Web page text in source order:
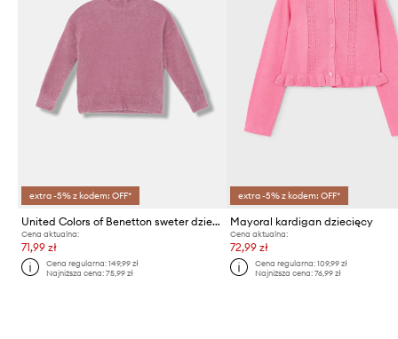
extra -5% z kodem: OFF*
United Colors of Benetton sweter dziecięcy
Cena aktualna:
71,99 zł
Cena regularna:149,99 zł
Najniższa cena:75,99 zł
extra -5% z kodem: OFF*
Mayoral kardigan dziecięcy
Cena aktualna:
72,99 zł
Cena regularna: 109,99 zł
Najniższa cena: 76,99 zł